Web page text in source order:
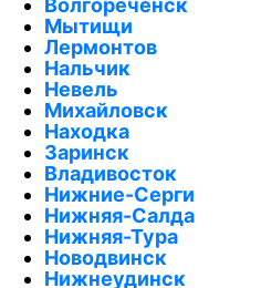
Мытищи
Лермонтов
Нальчик
Невель
Михайловск
Находка
Заринск
Владивосток
Нижние-Серги
Нижняя-Салда
Нижняя-Тура
Новодвинск
Нижнеудинск